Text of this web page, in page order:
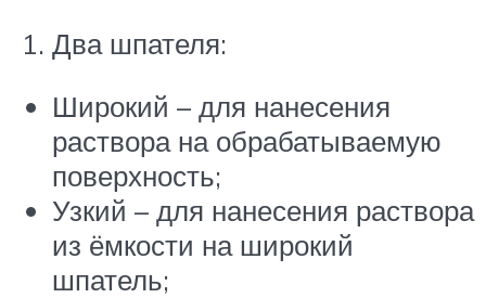
Два шпателя:
Широкий – для нанесения
раствора на обрабатываемую
поверхность;
Узкий – для нанесения раствора
из ёмкости на широкий
шпатель;